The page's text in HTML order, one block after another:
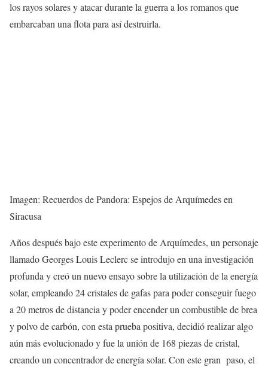
los rayos solares y atacar durante la guerra a los romanos que
embarcaban una flota para así destruirla.
Imagen: Recuerdos de Pandora: Espejos de Arquímedes en
Siracusa
Años después bajo este experimento de Arquímedes, un personaje
llamado Georges Louis Leclerc se introdujo en una investigación
profunda y creó un nuevo ensayo sobre la utilización de la energía
solar, empleando 24 cristales de gafas para poder conseguir fuego
a 20 metros de distancia y poder encender un combustible de brea
y polvo de carbón, con esta prueba positiva, decidió realizar algo
aún más evolucionado y fue la unión de 168 piezas de cristal,
creando un concentrador de energía solar. Con este gran paso, el